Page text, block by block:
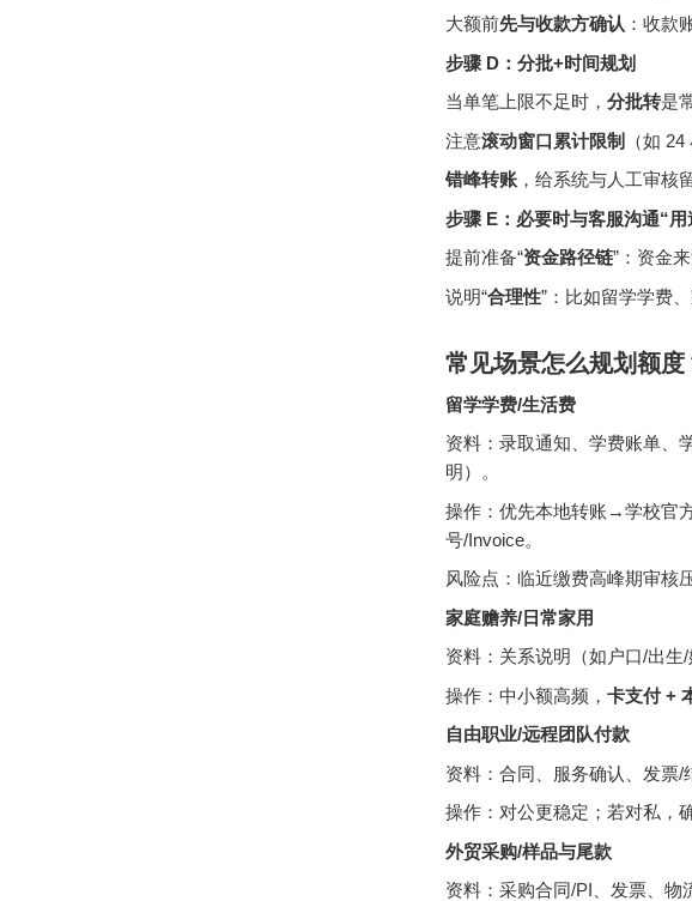
大额前先与收款方确认 ：收款
步骤 D：分批+时间规划
当单笔上限不足时， 分批转是
注意滚动窗口累计限制
（如
错峰转账 ，给系统与人工审核
步骤 E：必要时与客服沟通“用
提前准备“资金路径链”：资金
说明“合理性”：比如留学学费
常见场景怎么规划额度
留学学费/生活费
资料：录取通知、学费账单、
明）。
操作：优先本地转账→学校官
号/Invoice。
风险点：临近缴费高峰期审核
家庭赡养/日常家用
资料：关系说明（如户口/出生
操作：中小额高频， 卡支付 +
自由职业/远程团队付款
资料：合同、服务确认、发票/
操作：对公更稳定；若对私，
外贸采购/样品与尾款
资料：采购合同/PI、发票、物